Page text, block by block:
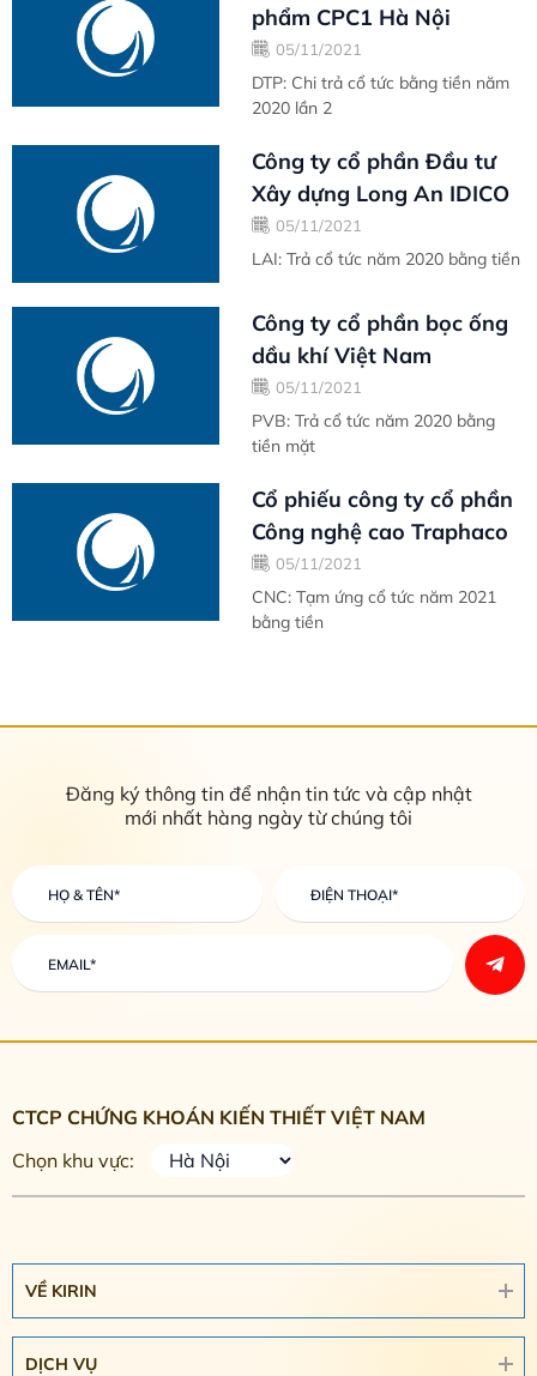
phẩm CPC1 Hà Nội
05/11/2021
DTP: Chi trả cổ tức bằng tiền năm
2020 lần 2
Công ty cổ phần Đầu tư
Xây dựng Long An IDICO
05/11/2021
LAI: Trả cổ tức năm 2020 bằng tiền
Công ty cổ phần bọc ống
dầu khí Việt Nam
05/11/2021
PVB: Trả cổ tức năm 2020 bằng
tiền mặt
Cổ phiếu công ty cổ phần
Công nghệ cao Traphaco
05/11/2021
CNC: Tạm ứng cổ tức năm 2021
bằng tiền
Đăng ký thông tin để nhận tin tức và cập nhật
mới nhất hàng ngày từ chúng tôi
CTCP CHỨNG KHOÁN KIẾN THIẾT VIỆT NAM
Chọn khu vực:
VỀ KIRIN
DỊCH VỤ